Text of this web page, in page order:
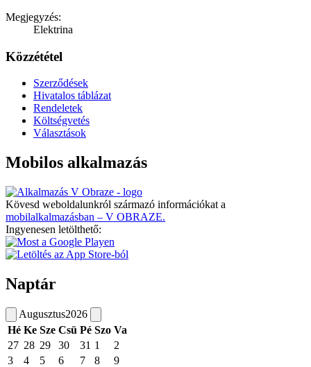
Megjegyzés:
Elektrina
Közzététel
Szerződések
Hivatalos táblázat
Rendeletek
Költségvetés
Választások
Mobilos alkalmazás
Kövesd weboldalunkról származó információkat a
mobilalkalmazásban – V OBRAZE.
Ingyenesen letölthető:
Naptár
Augusztus2026
Hé Ke Sze Csü Pé Szo Va
27 28 29 30 31 1
2
3
4 5 6 7 8
9